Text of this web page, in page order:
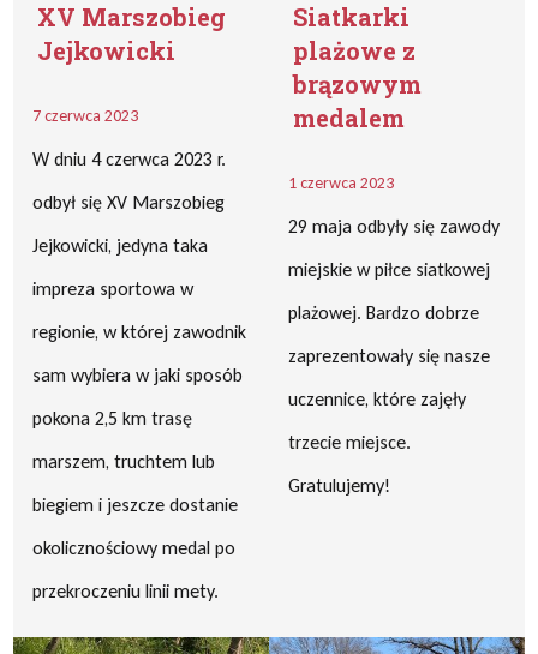
XV Marszobieg
Jejkowicki
7 czerwca 2023
W dniu 4 czerwca 2023 r.
odbył się XV Marszobieg
Jejkowicki, jedyna taka
impreza sportowa w
regionie, w której zawodnik
sam wybiera w jaki sposób
pokona 2,5 km trasę
marszem, truchtem lub
biegiem i jeszcze dostanie
okolicznościowy medal po
przekroczeniu linii mety.
Siatkarki
plażowe z
brązowym
medalem
1 czerwca 2023
29 maja odbyły się zawody
miejskie w piłce siatkowej
plażowej. Bardzo dobrze
zaprezentowały się nasze
uczennice, które zajęły
trzecie miejsce.
Gratulujemy!